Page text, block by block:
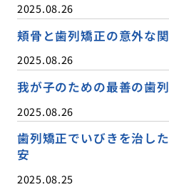
2025.08.26
頬骨と歯列矯正の意外な
2025.08.26
我が子のための最善の歯
2025.08.26
歯列矯正でいびきを治し
安
2025.08.25